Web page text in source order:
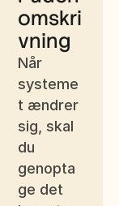
omskri
vning
Når
systeme
t ændrer
sig, skal
du
genopta
ge det